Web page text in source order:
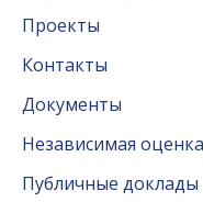
Проекты
Контакты
Документы
Независимая
Публичные доклады